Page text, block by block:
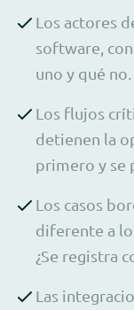
Los actores
software,
uno y qué no.
Los flujos
detienen la
primero y se
Los casos
diferente a lo
¿Se registra
Las